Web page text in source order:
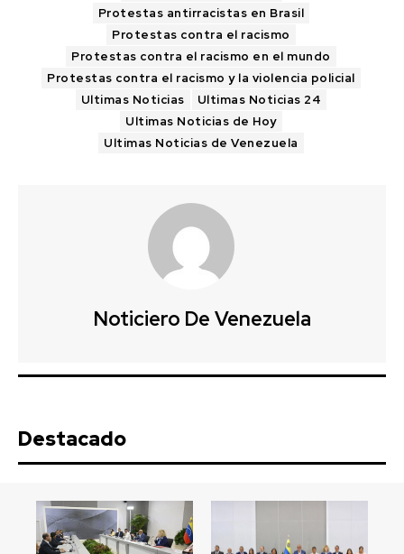
Protestas antirracistas en Brasil
Protestas contra el racismo
Protestas contra el racismo en el mundo
Protestas contra el racismo y la violencia policial
Ultimas Noticias
Ultimas Noticias 24
Ultimas Noticias de Hoy
Ultimas Noticias de Venezuela
Noticiero De Venezuela
Destacado